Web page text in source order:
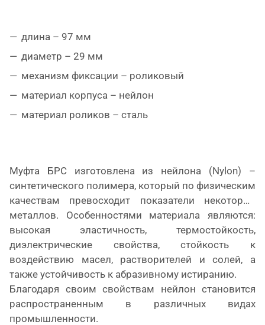
длина – 97 мм
диаметр – 29 мм
механизм фиксации – роликовый
материал корпуса – нейлон
материал роликов – сталь
Муфта БРС изготовлена из нейлона (Nylon) –
синтетического полимера, который по физическим
качествам превосходит показатели некоторых
металлов. Особенностями материала являются:
высокая эластичность, термостойкость,
диэлектрические свойства, стойкость к
воздействию масел, растворителей и солей, а
также устойчивость к абразивному истиранию.
Благодаря своим свойствам нейлон становится
распространенным в различных видах
промышленности.